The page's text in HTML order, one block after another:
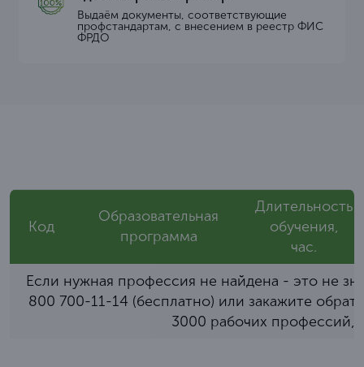
Выдаём документы, соответствующие
профстандартам, с внесением в реестр ФИС
ФРДО
Код
Образовательная
программа
Длительность
обучения,
час.
Если нужная профессия не найдена - это не
800 700-11-14 (бесплатно) или закажите
3000 рабочих профессий,